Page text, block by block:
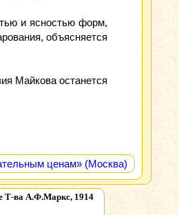
и ясностью форм,
объясняется
Майкова останется
ценам» (Москва)
Т-ва А.Ф.Маркс, 1914